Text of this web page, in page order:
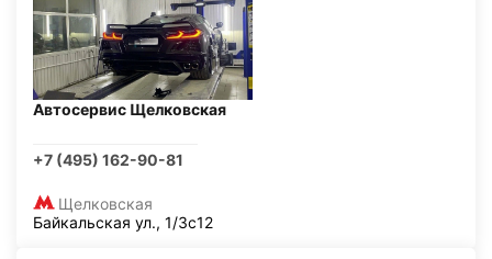
Автосервис Щелковская
+7 (495) 162-90-81
Щелковская
Байкальская ул., 1/3с12